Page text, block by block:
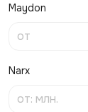
Maydon
Narx